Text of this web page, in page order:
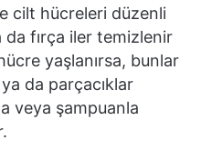
cilt hücreleri düzenli
da fırça iler temizlenir
yaşlanırsa, bunlar
da parçacıklar
veya şampuanla